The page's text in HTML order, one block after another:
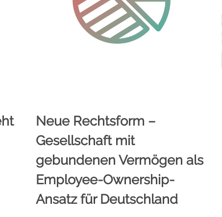
Neue Rechtsform –
Gesellschaft mit
gebundenen Vermögen als
Employee-Ownership-
Ansatz für Deutschland